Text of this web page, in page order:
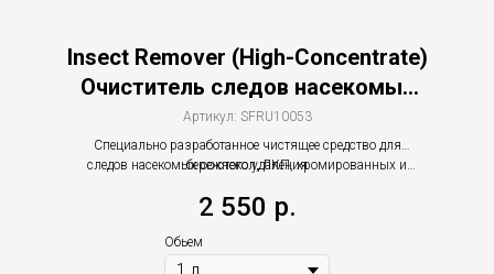
Insect Remover (High-Concentrate)
Очиститель следов насекомых
(концентрат)
Артикул: SFRU10053
Специально разработанное чистящее средство для
бережного удаления
следов насекомых со стекол, ЛКП, хромированных и
2 550 р.
Обьем